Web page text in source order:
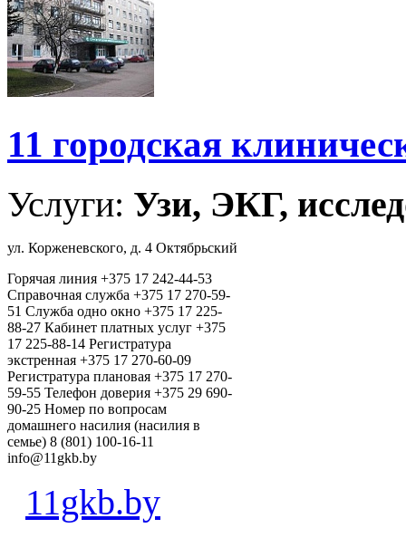
11 городская
Услуги: Узи, ЭКГ,
ул. Корженевского, д. 4 Октябрьский
Горячая линия +375 17 242-44-53
Справочная служба +375 17 270-59-
51 Cлужба одно окно +375 17 225-
88-27 Кабинет платных услуг +375
17 225-88-14 Регистратура
экстренная +375 17 270-60-09
Регистратура плановая +375 17 270-
59-55 Телефон доверия +375 29 690-
90-25 Номер по вопросам
домашнего насилия (насилия в
семье) 8 (801) 100-16-11
info@11gkb.by
11gkb.by